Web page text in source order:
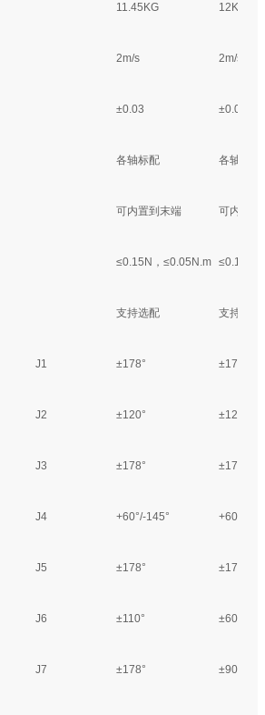
11.45KG 12KG
2m/s 2m/s
±0.03 ±0.03
各轴标配 各轴标配
可内置到末端 可内置到
≤0.15N，≤0.05N.m ≤0.15N
支持选配 支持选配
J1 ±178° ±178°
J2 ±120° ±120°
J3 ±178° ±178°
J4 +60°/-145° +60°/-
J5 ±178° ±178°
J6 ±110° ±60°
J7 ±178° ±90°